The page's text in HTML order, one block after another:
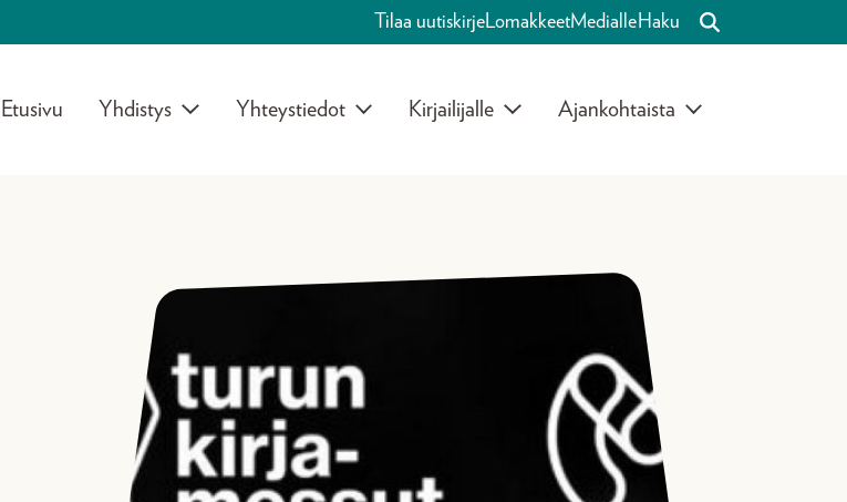
Tilaa uutiskirjeLomakkeetMedialleHaku
Etusivu Yhdistys Yhteystiedot Kirjailijalle Ajankohtaista